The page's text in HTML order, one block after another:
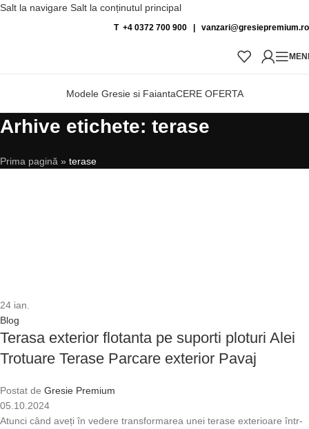
Salt la navigare Salt la conținutul principal
T +4 0372 700 900 | vanzari@gresiepremium.ro
Modele Gresie si FaiantaCERE OFERTA
Arhive etichete: terase
Prima pagină » terase
24 ian.
Blog
Terasa exterior flotanta pe suporti ploturi Alei
Trotuare Terase Parcare exterior Pavaj
Postat de Gresie Premium
05.10.2024
Atunci când aveți în vedere transformarea unei terase exterioare într-